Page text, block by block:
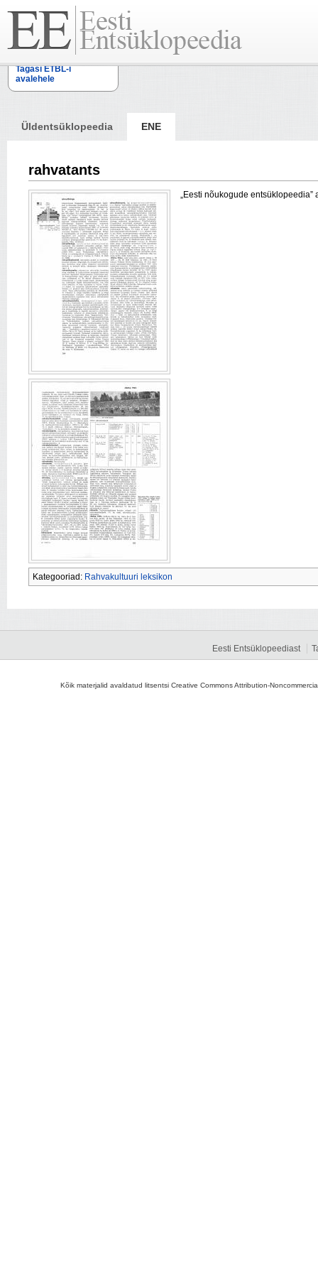
Tagasi ETBL-i
avalehele
Üldentsüklopeedia ENE
rahvatants
„Eesti nõukogude
Kategooriad: Rahvakultuuri leksikon
Eesti Entsüklopeediast
Kõik materjalid avaldatud litsentsi Creative Commons Attribution-